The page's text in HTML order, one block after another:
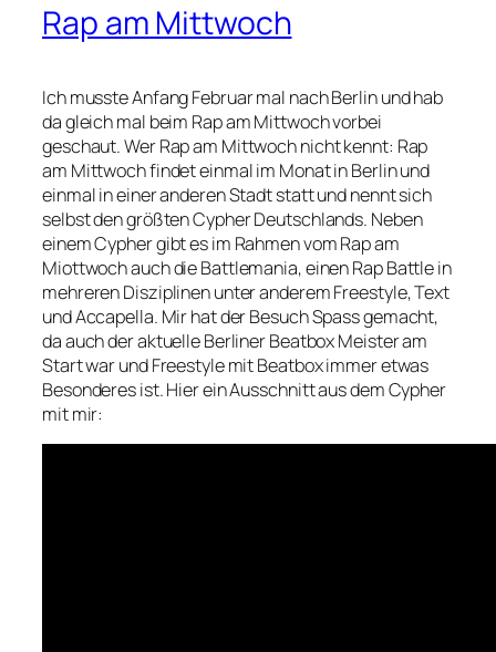
Rap am Mittwoch
Ich musste Anfang Februar mal nach Berlin und hab
da gleich mal beim Rap am Mittwoch vorbei
geschaut. Wer Rap am Mittwoch nicht kennt: Rap
am Mittwoch findet einmal im Monat in Berlin und
einmal in einer anderen Stadt statt und nennt sich
selbst den größten Cypher Deutschlands. Neben
einem Cypher gibt es im Rahmen vom Rap am
Miottwoch auch die Battlemania, einen Rap Battle in
mehreren Disziplinen unter anderem Freestyle, Text
und Accapella. Mir hat der Besuch Spass gemacht,
da auch der aktuelle Berliner Beatbox Meister am
Start war und Freestyle mit Beatbox immer etwas
Besonderes ist. Hier ein Ausschnitt aus dem Cypher
mit mir: